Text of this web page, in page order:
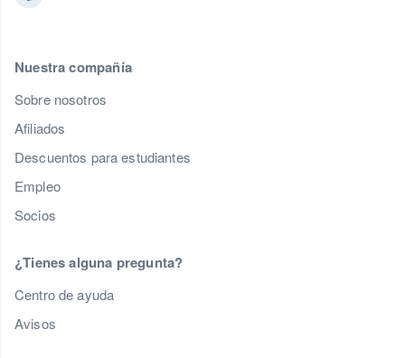
Nuestra compañía
Sobre nosotros
Afiliados
Descuentos para estudiantes
Empleo
Socios
¿Tienes alguna pregunta?
Centro de ayuda
Avisos